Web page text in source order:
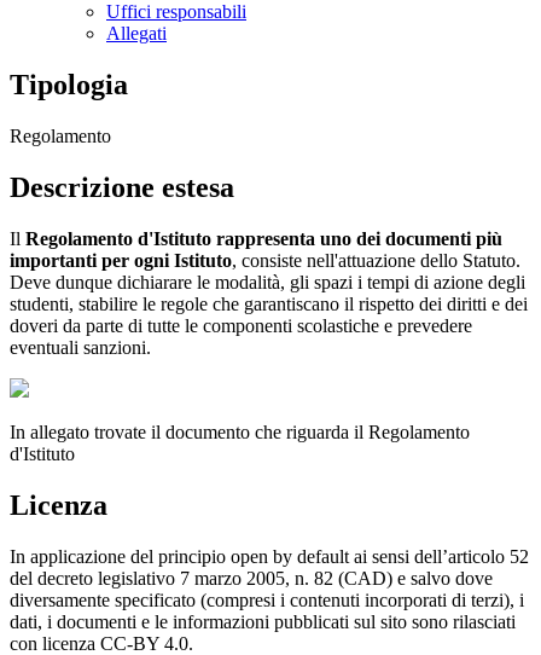
Uffici responsabili
Allegati
Tipologia
Regolamento
Descrizione estesa
Il Regolamento d'Istituto rappresenta uno dei documenti più
importanti per ogni Istituto, consiste nell'attuazione dello Statuto.
Deve dunque dichiarare le modalità, gli spazi i tempi di azione degli
studenti, stabilire le regole che garantiscano il rispetto dei diritti e dei
doveri da parte di tutte le componenti scolastiche e prevedere
eventuali sanzioni.
In allegato trovate il documento che riguarda il Regolamento
d'Istituto
Licenza
In applicazione del principio open by default ai sensi dell’articolo 52
del decreto legislativo 7 marzo 2005, n. 82 (CAD) e salvo dove
diversamente specificato (compresi i contenuti incorporati di terzi), i
dati, i documenti e le informazioni pubblicati sul sito sono rilasciati
con licenza CC-BY 4.0.